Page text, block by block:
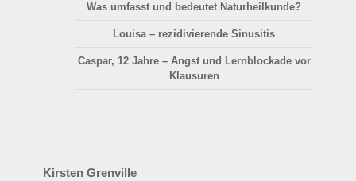
Was umfasst und bedeutet Naturheilkunde?
Louisa – rezidivierende Sinusitis
Caspar, 12 Jahre – Angst und Lernblockade vor
Klausuren
KirstenGrenville